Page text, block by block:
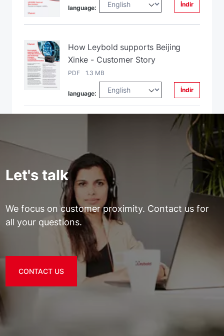
language: İndir
How Leybold supports Beijing
Xinke - Customer Story
PDF 1.3 MB
language: İndir
Let's talk
We focus on customer proximity. Contact us for
all your questions.
CONTACT US